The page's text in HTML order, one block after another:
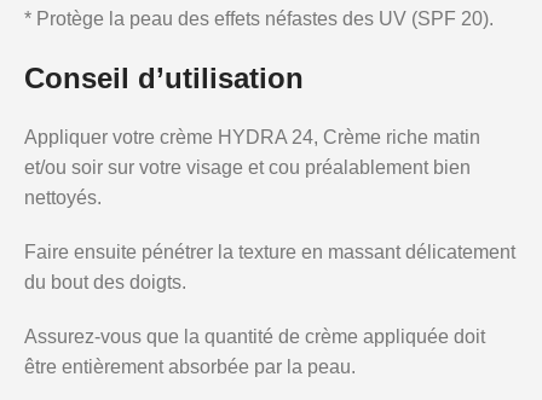
* Protège la peau des effets néfastes des UV (SPF 20).
Conseil d’utilisation
Appliquer votre crème HYDRA 24, Crème riche matin
et/ou soir sur votre visage et cou préalablement bien
nettoyés.
Faire ensuite pénétrer la texture en massant délicatement
du bout des doigts.
Assurez-vous que la quantité de crème appliquée doit
être entièrement absorbée par la peau.